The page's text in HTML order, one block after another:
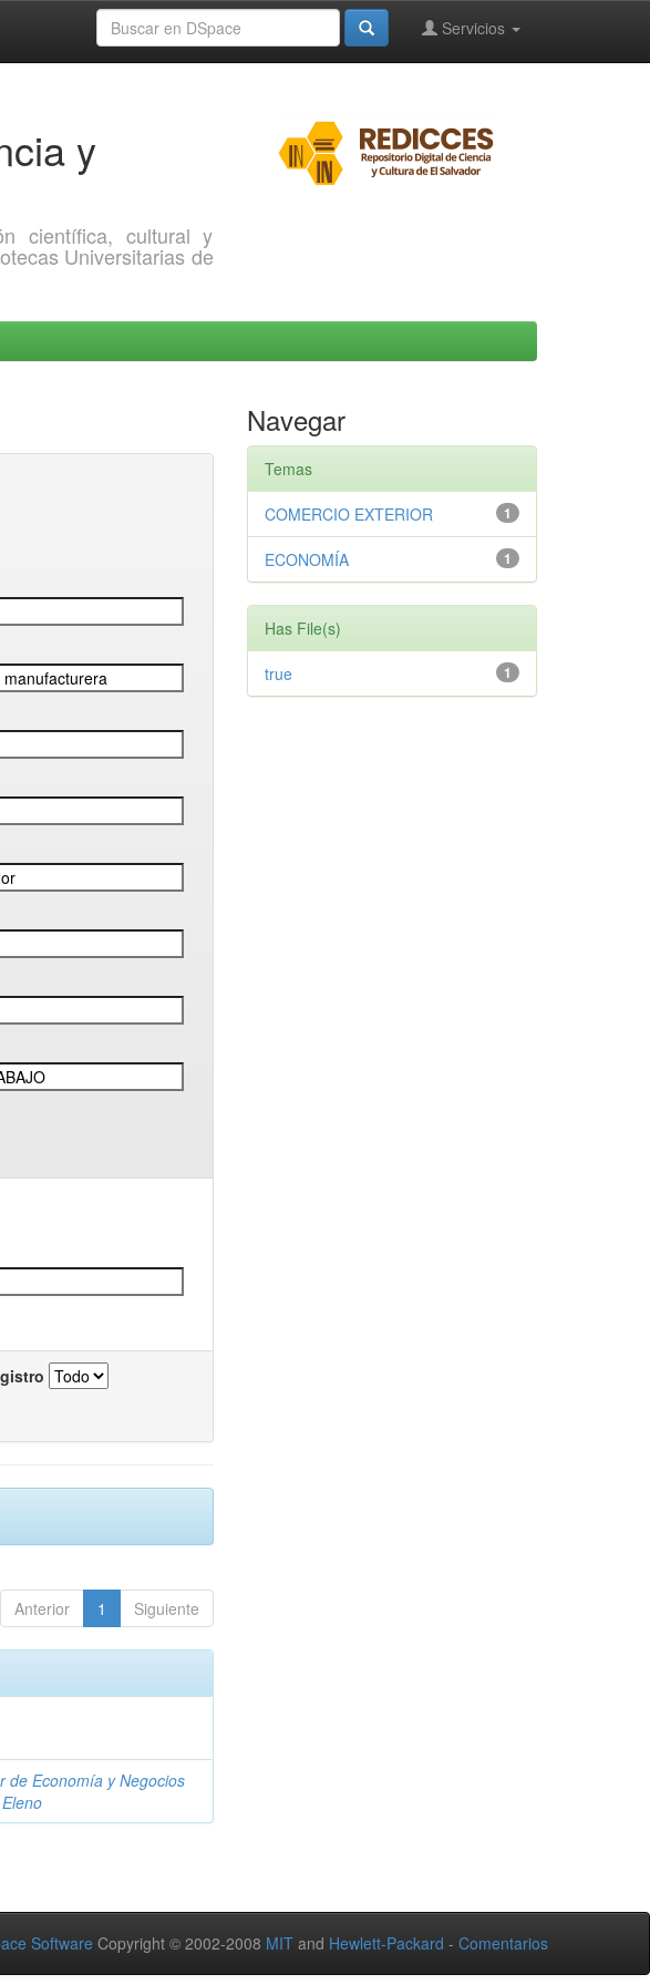
Servicios
y
científica, cultural y
Universitarias de
Anterior 1 Siguiente
de Economía y Negocios
Navegar
Temas
1
COMERCIO EXTERIOR
1
ECONOMÍA
Has File(s)
1
true
Software Copyright © 2002-2008 MIT and Hewlett-Packard - Comentarios